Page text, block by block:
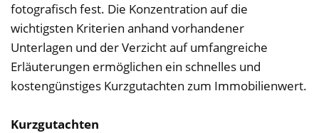
fotografisch fest. Die Konzentration auf die
wichtigsten Kriterien anhand vorhandener
Unterlagen und der Verzicht auf umfangreiche
Erläuterungen ermöglichen ein schnelles und
kostengünstiges Kurzgutachten zum Immobilienwert.
Kurzgutachten